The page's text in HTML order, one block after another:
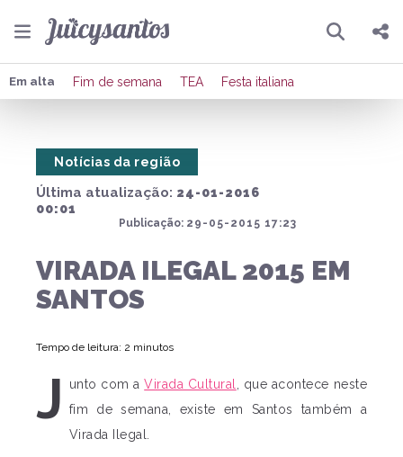
Pesquisar
Compartilhar
Em alta Fim de semana TEA Festa italiana
Última atualização: 24-01-2016
00:01
Publicação: 29-05-2015 17:23
Notícias da região
VIRADA ILEGAL 2015 EM
SANTOS
Tempo de leitura: 2 minutos
J unto com aVirada Cultural
, que acontece neste
fim de semana, existe em Santos também a
Virada Ilegal.